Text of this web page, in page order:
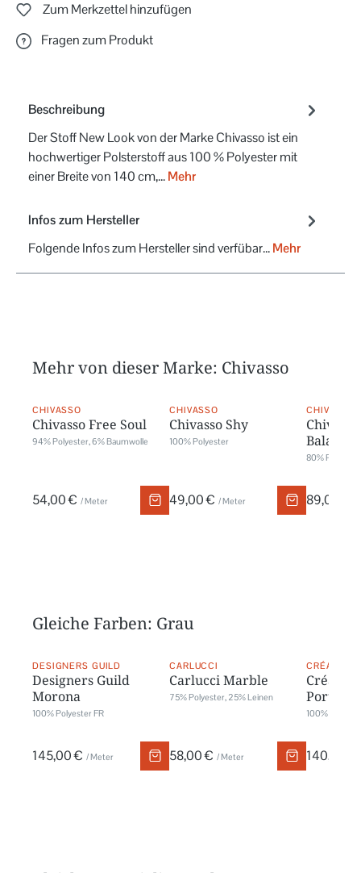
Zum Merkzettel hinzufügen
Fragen zum Produkt
Beschreibung
Der Stoff New Look von der Marke Chivasso ist ein
hochwertiger Polsterstoff aus 100 % Polyester mit
einer Breite von 140 cm,…Mehr
Infos zum Hersteller
Folgende Infos zum Hersteller sind verfübar...Mehr
Mehr von dieser Marke: Chivasso
CHIVASSO
Chivasso Free Soul
94% Polyester, 6% Baumwolle
54,00 € / Meter
CHIVASSO
Chivasso Shy
100% Polyester
49,00 € / Meter
CHIVASSO
Balance
80%
89,00 €
Gleiche Farben: Grau
DESIGNERS GUILD
Designers Guild
Morona
100% Polyester FR
145,00 € / Meter
CARLUCCI
Carlucci Marble
75% Polyester, 25% Leinen
58,00 € / Meter
CRÉATION
100%
140,00 €